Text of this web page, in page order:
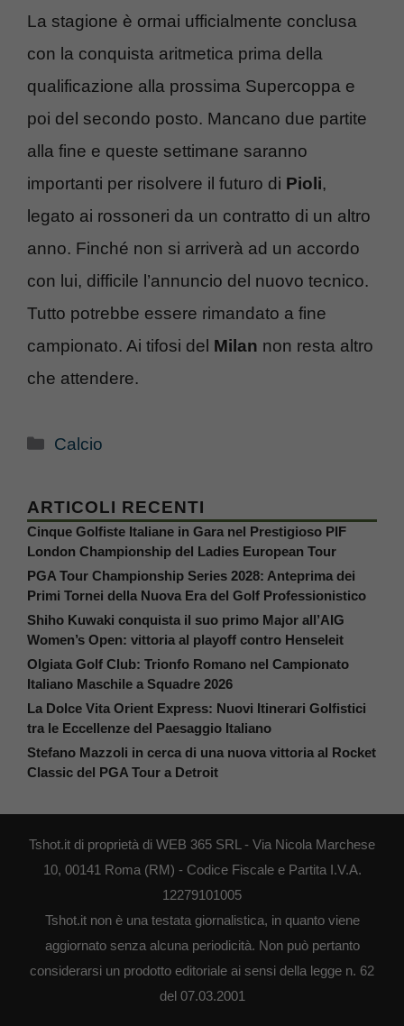
La stagione è ormai ufficialmente conclusa
con la conquista aritmetica prima della
qualificazione alla prossima Supercoppa e
poi del secondo posto. Mancano due partite
alla fine e queste settimane saranno
importanti per risolvere il futuro di Pioli,
legato ai rossoneri da un contratto di un altro
anno. Finché non si arriverà ad un accordo
con lui, difficile l’annuncio del nuovo tecnico.
Tutto potrebbe essere rimandato a fine
campionato. Ai tifosi del Milan non resta altro
che attendere.
Categorie
Calcio
ARTICOLI RECENTI
Cinque Golfiste Italiane in Gara nel Prestigioso PIF
London Championship del Ladies European Tour
PGA Tour Championship Series 2028: Anteprima dei
Primi Tornei della Nuova Era del Golf Professionistico
Shiho Kuwaki conquista il suo primo Major all’AIG
Women’s Open: vittoria al playoff contro Henseleit
Olgiata Golf Club: Trionfo Romano nel Campionato
Italiano Maschile a Squadre 2026
La Dolce Vita Orient Express: Nuovi Itinerari Golfistici
tra le Eccellenze del Paesaggio Italiano
Stefano Mazzoli in cerca di una nuova vittoria al Rocket
Classic del PGA Tour a Detroit
Tshot.it di proprietà di WEB 365 SRL - Via Nicola Marchese
10, 00141 Roma (RM) - Codice Fiscale e Partita I.V.A.
12279101005
Tshot.it non è una testata giornalistica, in quanto viene
aggiornato senza alcuna periodicità. Non può pertanto
considerarsi un prodotto editoriale ai sensi della legge n. 62
del 07.03.2001